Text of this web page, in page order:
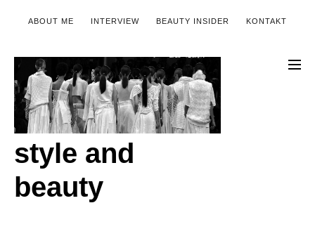
ABOUT ME INTERVIEW BEAUTY INSIDER KONTAKT
style and
beauty